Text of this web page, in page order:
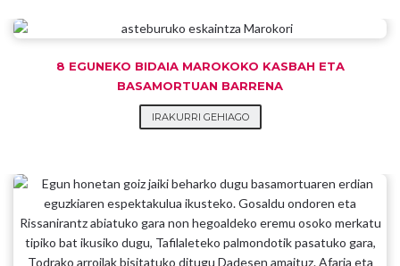
8 EGUNEKO BIDAIA MAROKOKO KASBAH ETA
BASAMORTUAN BARRENA
IRAKURRI GEHIAGO